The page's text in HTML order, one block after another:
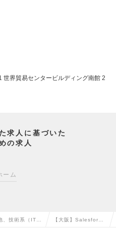
界貿易センタービルディング南館 2
求人に基づいた
の求人
ーム
、技術系（IT・ 【大阪】Salesforce